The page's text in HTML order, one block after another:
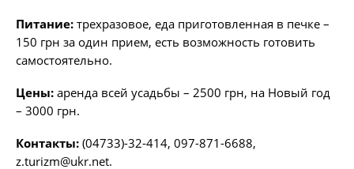
Питание: трехразовое, еда приготовленная в печке –
150 грн за один прием, есть возможность готовить
самостоятельно.
Цены: аренда всей усадьбы – 2500 грн, на Новый год
– 3000 грн.
Контакты: (04733)-32-414, 097-871-6688,
z.turizm@ukr.net.